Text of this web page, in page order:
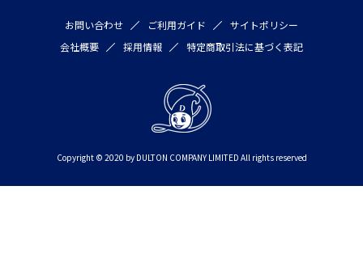
お問い合わせ ご利用ガイド
サイトポリシー
会社概要
採用情報 特定商取引法に基づく表記
Copyright © 2020 by DULTON COMPANY LIMITED All rights reserved